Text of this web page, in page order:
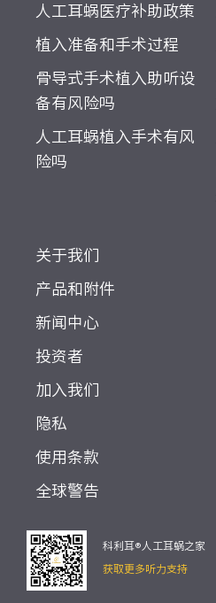
人工耳蜗医疗补助政策
植入准备和手术过程
骨导式手术植入助听设
备有风险吗
人工耳蜗植入手术有风
险吗
关于我们
产品和附件
新闻中心
投资者
加入我们
隐私
使用条款
全球警告
科利耳®人工耳蜗之家
获取更多听力支持